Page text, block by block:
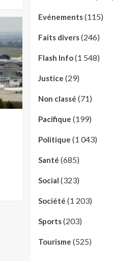
Evénements(115)
Faits divers(246)
Flash Info(1 548)
Justice (29)
Non classé (71)
Pacifique (199)
Politique (1 043)
Santé (685)
Social (323)
Société (1 203)
Sports(203)
Tourisme (525)